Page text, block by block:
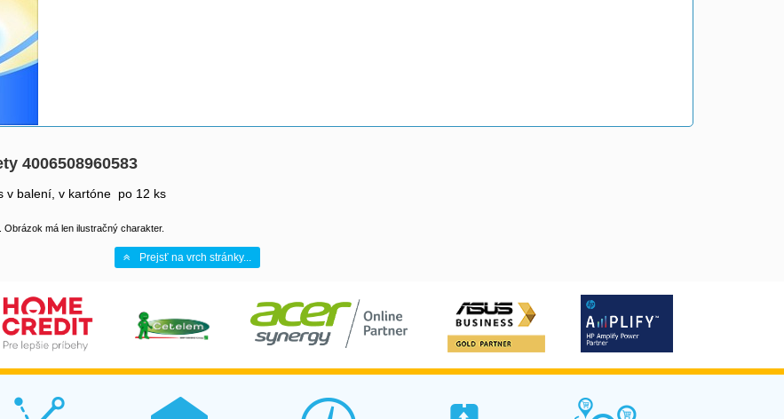
4006508960583
v balení, v kartóne po 12 ks
má len ilustračný charakter.
Prejsť na vrch stránky...